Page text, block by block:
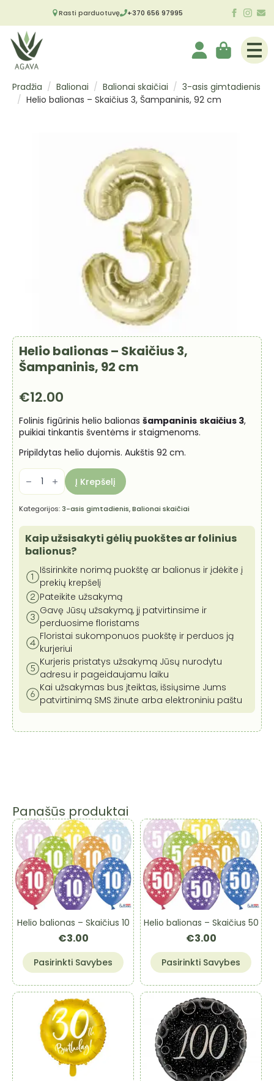
Rasti parduotuvę +370 656 97995
Pradžia Balionai Balionai skaičiai
3-asis gimtadienis
Helio balionas – Skaičius 3, Šampaninis, 92 cm
Helio balionas – Skaičius 3,
Šampaninis, 92 cm
€12.00
Folinis figūrinis helio balionas šampaninis skaičius 3,
puikiai tinkantis šventėms ir staigmenoms.
Pripildytas helio dujomis. Aukštis 92 cm.
produkto
kiekis:
Helio
balionas
-
Skaičius
3,
Šampaninis,
92
cm
Į Krepšelį
Kategorijos: 3-asis gimtadienis,Balionai skaičiai
Kaip užsisakyti gėlių puokštes ar folinius
balionus?
Išsirinkite norimą puokštę ar balionus ir įdėkite į
prekių krepšelį
Pateikite užsakymą
Gavę Jūsų užsakymą, jį patvirtinsime ir
perduosime floristams
Floristai sukomponuos puokštę ir perduos ją
kurjeriui
Kurjeris pristatys užsakymą Jūsų nurodytu
adresu ir pageidaujamu laiku
Kai užsakymas bus įteiktas, išsiųsime Jums
patvirtinimą SMS žinute arba elektroniniu paštu
Panašūs produktai
Helio balionas – Skaičius 10
€3.00
Pasirinkti Savybes
This
product
has
multiple
variants.
The
options
may
Helio balionas – Skaičius 50
€3.00
Pasirinkti Savybes
This
product
has
multiple
variants.
The
options
may
be
chosen